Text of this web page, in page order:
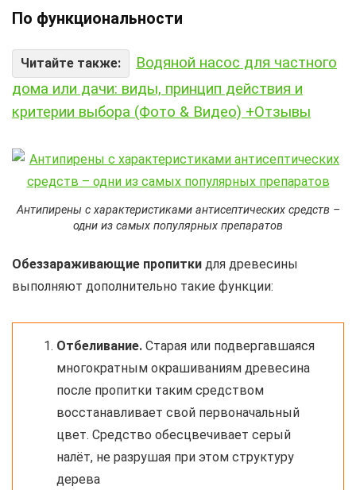
По функциональности
Читайте также:
Водяной насос для частного
дома или дачи: виды, принцип действия и
критерии выбора (Фото & Видео) +Отзывы
Антипирены с характеристиками антисептических средств –
одни из самых популярных препаратов
Обеззараживающие пропитки для древесины
выполняют дополнительно такие функции:
Отбеливание. Старая или подвергавшаяся
многократным окрашиваниям древесина
после пропитки таким средством
восстанавливает свой первоначальный
цвет. Средство обесцвечивает серый
налёт, не разрушая при этом структуру
дерева